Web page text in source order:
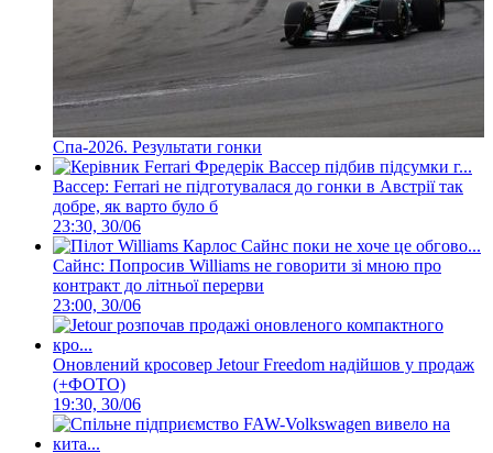
Спа-2026. Результати гонки
Вассер: Ferrari не підготувалася до гонки в Австрії так
добре, як варто було б
23:30, 30/06
Сайнс: Попросив Williams не говорити зі мною про
контракт до літньої перерви
23:00, 30/06
Оновлений кросовер Jetour Freedom надійшов у продаж
(+ФОТО)
19:30, 30/06